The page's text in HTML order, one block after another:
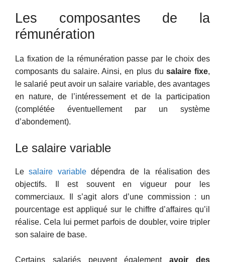
Les composantes de la
rémunération
La fixation de la rémunération passe par le choix des
composants du salaire. Ainsi, en plus dusalaire fixe,
le salarié peut avoir un salaire variable, des avantages
en nature, de l’intéressement et de la participation
(complétée éventuellement par un système
d’abondement).
Le salaire variable
Lesalaire variabledépendra de la réalisation des
objectifs. Il est souvent en vigueur pour les
commerciaux. Il s’agit alors d’une commission : un
pourcentage est appliqué sur le chiffre d’affaires qu’il
réalise. Cela lui permet parfois de doubler, voire tripler
son salaire de base.
Certains salariés peuvent égalementavoir des